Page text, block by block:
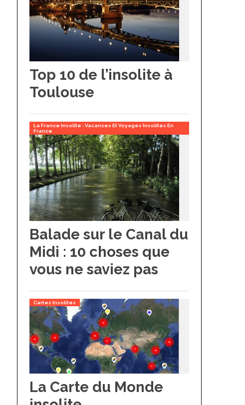
Top 10 de l’insolite à
Toulouse
La France Insolite : Vacances Et Voyages Insolites En
France
Balade sur le Canal du
Midi : 10 choses que
vous ne saviez pas
Cartes Insolites
La Carte du Monde